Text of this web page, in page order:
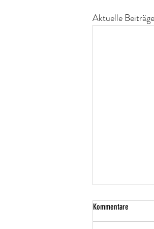
Aktuelle Beiträge
Kommentare